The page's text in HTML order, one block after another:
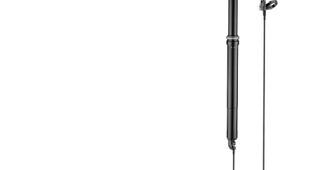
GU ENERGY GEL 32G CHOCOLATE